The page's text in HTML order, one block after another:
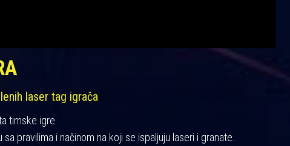
laser tag igrača
timske igre.
pravilima i načinom na koji se ispaljuju laseri i granate.